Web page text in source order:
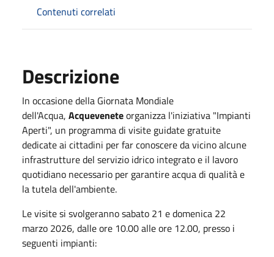
Contenuti correlati
Descrizione
In occasione della Giornata Mondiale
dell'Acqua, Acqueveneteorganizza l'iniziativa "Impianti
Aperti", un programma di visite guidate gratuite
dedicate ai cittadini per far conoscere da vicino alcune
infrastrutture del servizio idrico integrato e il lavoro
quotidiano necessario per garantire acqua di qualità e
la tutela dell'ambiente.
Le visite si svolgeranno sabato 21 e domenica 22
marzo 2026, dalle ore 10.00 alle ore 12.00, presso i
seguenti impianti: